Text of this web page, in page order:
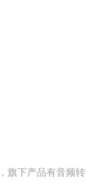
旗下产品有音频转